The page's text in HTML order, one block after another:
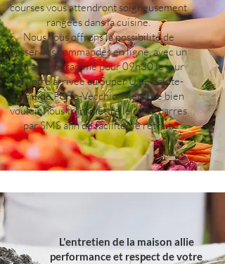
courses vous attendront soigneusement
rangées dans la cuisine.
Nous vous offrons la possibilité de
passer vos commandes en ligne, avec un
retrait programmé pour 09h30 le jour
de votre arrivée au Super U de Sainte-
Lucie de Porto-Vecchio. Merci de bien
vouloir nous transmettre le code-barres
par SMS afin de faciliter le retrait.
L'entretien de la maison allie
performance et respect de votre